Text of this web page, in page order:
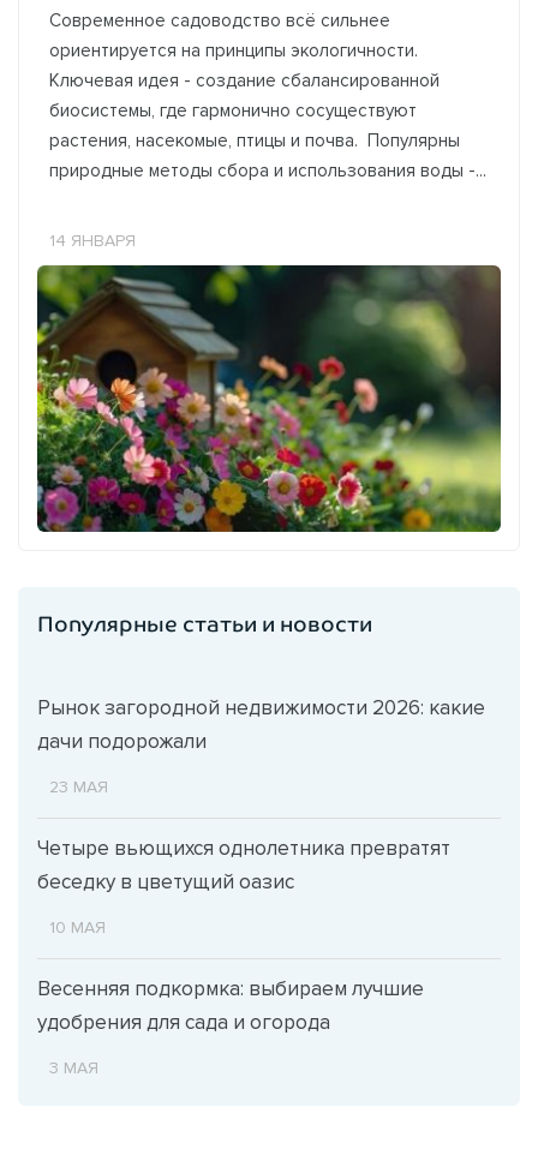
Современное садоводство всё сильнее
ориентируется на принципы экологичности.
Ключевая идея - создание сбалансированной
биосистемы, где гармонично сосуществуют
растения, насекомые, птицы и почва. Популярны
природные методы сбора и использования воды -...
14 ЯНВАРЯ
Популярные статьи и новости
Рынок загородной недвижимости 2026: какие
дачи подорожали
23 МАЯ
Четыре вьющихся однолетника превратят
беседку в цветущий оазис
10 МАЯ
Весенняя подкормка: выбираем лучшие
удобрения для сада и огорода
3 МАЯ